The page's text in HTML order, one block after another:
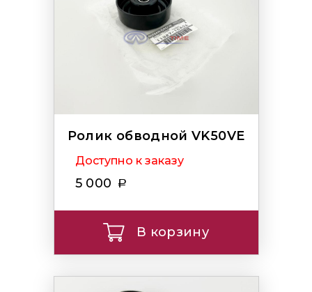
Ролик обводной VK50VE
Доступно к заказу
5 000
В корзину